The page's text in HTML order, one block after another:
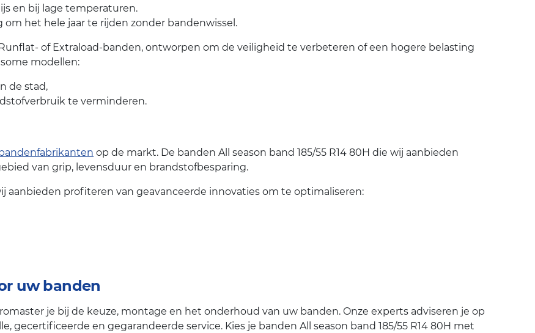
en bij lage temperaturen.
om het hele jaar te rijden zonder bandenwissel.
of Extraload-banden, ontworpen om de veiligheid te verbeteren of een hogere belasting
modellen:
de stad,
te verminderen.
bandenfabrikanten op de markt. De banden All season band 185/55 R14 80H die wij aanbieden
van grip, levensduur en brandstofbesparing.
aanbieden profiteren van geavanceerde innovaties om te optimaliseren:
uw banden
je bij de keuze, montage en het onderhoud van uw banden. Onze experts adviseren je op
gecertificeerde en gegarandeerde service. Kies je banden All season band 185/55 R14 80H met